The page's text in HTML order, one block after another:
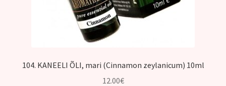
104. KANEELI ÕLI, mari (Cinnamon zeylanicum) 10ml
12.00€